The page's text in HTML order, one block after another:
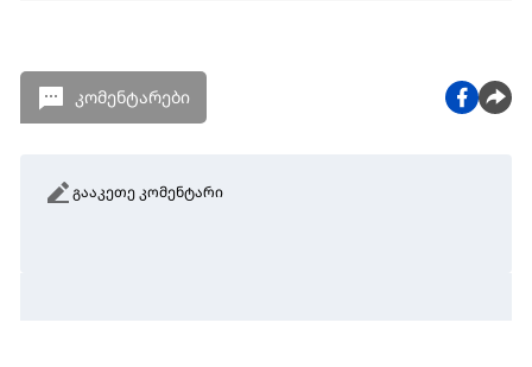
კომენტარები
გააკეთე კომენტარი